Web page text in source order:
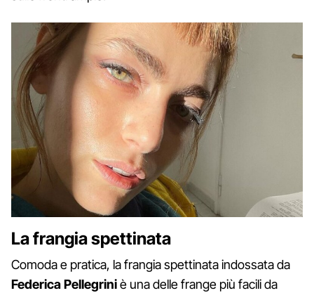
La frangia spettinata
Comoda e pratica, la frangia spettinata indossata da
Federica Pellegriniè una delle frange più facili da